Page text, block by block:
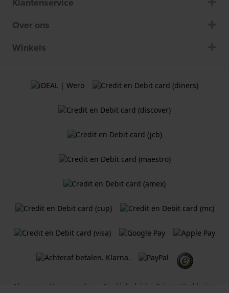
Over ons
Winkels
Algemene Voorwaarden Cookiebeleid Privacy Verklaring